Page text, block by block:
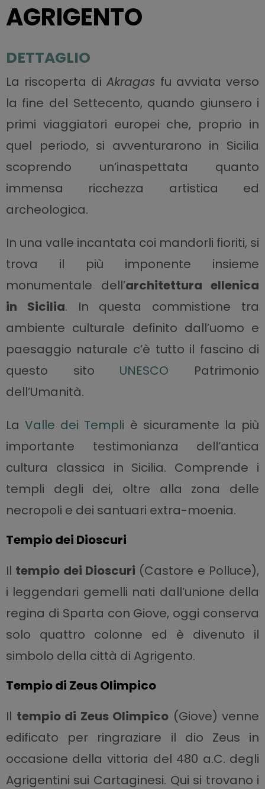
AGRIGENTO
DETTAGLIO
La riscoperta di Akragas fu avviata verso
la fine del Settecento, quando giunsero i
primi viaggiatori europei che, proprio in
quel periodo, si avventurarono in Sicilia
scoprendo un’inaspettata quanto
immensa ricchezza artistica ed
archeologica.
In una valle incantata coi mandorli fioriti, si
trova il più imponente insieme
monumentale dell’architettura ellenica
in Sicilia. In questa commistione tra
ambiente culturale definito dall’uomo e
paesaggio naturale c’è tutto il fascino di
questo sito UNESCO Patrimonio
dell’Umanità.
LaValle dei Templi è sicuramente la più
importante testimonianza dell’antica
cultura classica in Sicilia. Comprende i
templi degli dei, oltre alla zona delle
necropoli e dei santuari extra-moenia.
Tempio dei Dioscuri
Il tempio dei Dioscuri (Castore e Polluce),
i leggendari gemelli nati dall’unione della
regina di Sparta con Giove, oggi conserva
solo quattro colonne ed è divenuto il
simbolo della città di Agrigento.
Tempio di Zeus Olimpico
Il tempio di Zeus Olimpico (Giove) venne
edificato per ringraziare il dio Zeus in
occasione della vittoria del 480 a.C. degli
Agrigentini sui Cartaginesi. Qui si trovano i